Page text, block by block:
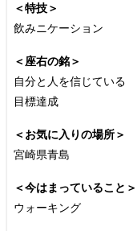
＜特技＞
飲みニケーション
＜座右の銘＞
自分と人を信じている
目標達成
＜お気に入りの場所＞
宮崎県青島
＜今はまっていること＞
ウォーキング